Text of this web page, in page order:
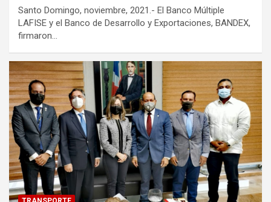
Santo Domingo, noviembre, 2021.- El Banco Múltiple
LAFISE y el Banco de Desarrollo y Exportaciones, BANDEX,
firmaron…